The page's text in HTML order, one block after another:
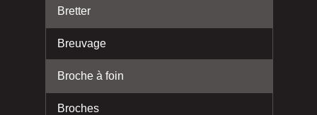
Bretter
Breuvage
Broche à foin
Broches